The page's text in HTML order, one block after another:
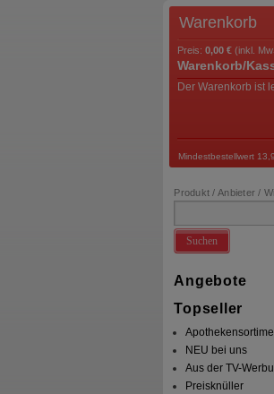
Warenkorb
Preis: 0,00 € (inkl.
Warenkorb/
Der Warenkorb ist
Mindestbestellwert
Produkt / Anbieter /
Suchen
Angebote
Topseller
NEU bei uns
Aus der TV-
Preisknüller